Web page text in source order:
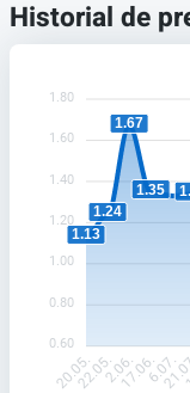
Historial de
1.80
1.60
1.40
1.20
1.00
0.80
0.60
1.13
1.24
1.67
1.35
20.05.22.05.2.06.17.06.6.07.